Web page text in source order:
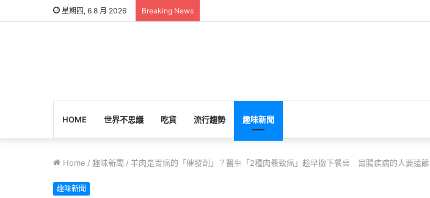
星期四, 6 8 月 2026 Breaking News
HOME 世界不思議 吃貨 流行趨勢 趣味新聞
Home / 趣味新聞 / 羊肉是胃癌的「催發劑」？醫生「2種肉最致癌」趁早撤下餐桌 胃腸疾病的人要遠離
趣味新聞